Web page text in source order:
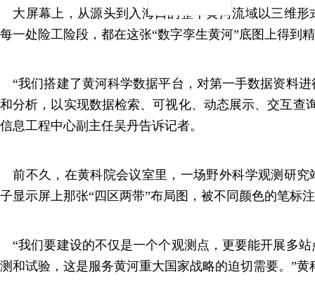
大屏幕上，从源头到入海口的整个黄河流域以三维形
每一处险工险段，都在这张“数字孪生黄河”底图上得到
“我们搭建了黄河科学数据平台，对第一手数据资料
和分析，以实现数据检索、可视化、动态展示、交互查
信息工程中心副主任吴丹告诉记者。
前不久，在黄科院会议室里，一场野外科学观测研究
子显示屏上那张“四区两带”布局图，被不同颜色的笔标
“我们要建设的不仅是一个个观测点，更要能开展多
测和试验，这是服务黄河重大国家战略的迫切需要。”黄